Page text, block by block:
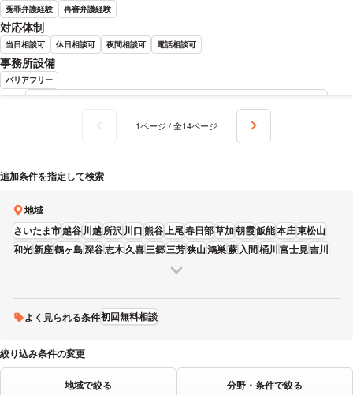
冤罪弁護経験 再審弁護経験
対応体制
当日相談可 休日相談可 夜間相談可 電話相談可
事務所設備
バリアフリー
野崎 正 弁護士の詳細情報を見る
1ページ / 全14ページ
追加条件を指定して検索
地域
さいたま市越谷川越所沢川口熊谷上尾春日部草加朝霞飯能本庄東松山
和光新座鶴ヶ島深谷志木久喜三郷三芳狭山鴻巣蕨入間桶川富士見吉川
よく見られる条件初回無料相談
絞り込み条件の変更
地域で絞る 分野・条件で絞る